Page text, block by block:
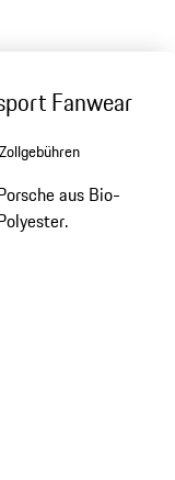
Fanwear
aus Bio-